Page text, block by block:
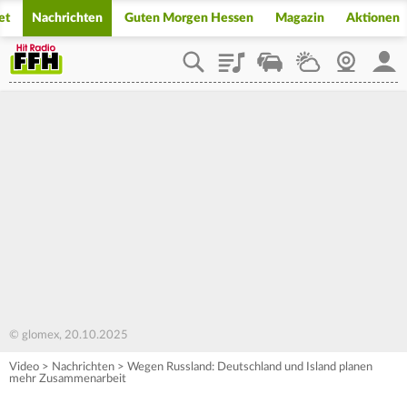
Nachrichten Guten Morgen Hessen Magazin Aktionen
PlaylistStaupilotWetterWebcam
© glomex, 20.10.2025
Video > Nachrichten > Wegen Russland: Deutschland und Island planen
mehr Zusammenarbeit